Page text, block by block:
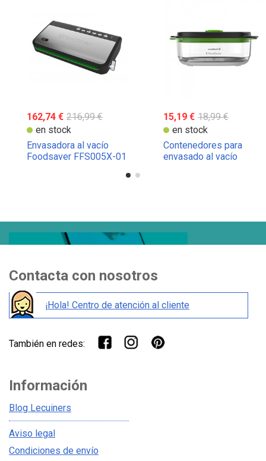
162,74 € 216,99 €
en stock
Envasadora al vacío
Foodsaver FFS005X-01
15,19 € 18,99 €
en stock
Contenedores para
envasado al vacío
Contacta con nosotros
¡Hola! Centro de atención al cliente
También en redes:
Información
Blog Lecuiners
Aviso legal
Condiciones de envío